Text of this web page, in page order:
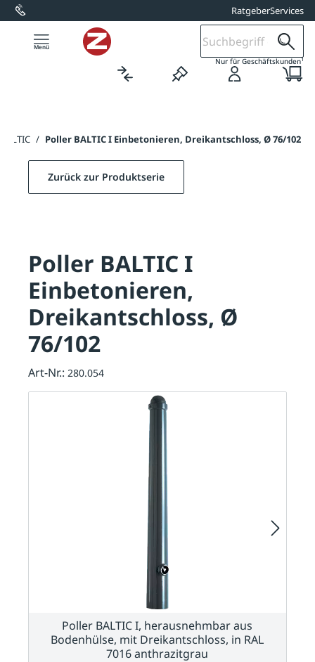
springen RatgeberServices
Nur für Geschäftskunden1
/ Poller BALTIC I Einbetonieren, Dreikantschloss, Ø 76/102
Zurück zur Produktserie
Poller BALTIC I
Einbetonieren,
Dreikantschloss, Ø
76/102
Art-Nr.: 280.054
Poller BALTIC I, herausnehmbar aus
Bodenhülse, mit Dreikantschloss, in RAL
7016 anthrazitgrau